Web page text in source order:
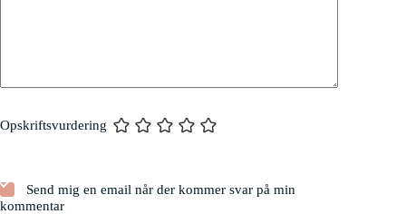
Opskriftsvurdering
Send mig en email når der kommer svar på min
kommentar